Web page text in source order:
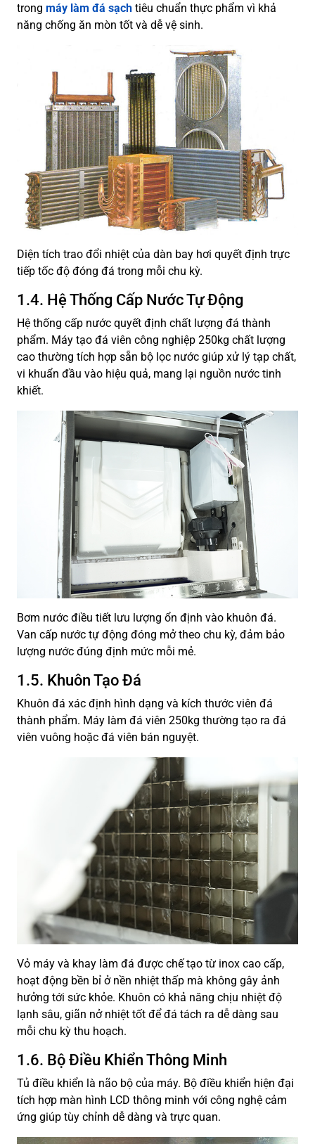
trong máy làm đá sạch tiêu chuẩn thực phẩm vì khả
năng chống ăn mòn tốt và dễ vệ sinh.
Diện tích trao đổi nhiệt của dàn bay hơi quyết định trực
tiếp tốc độ đóng đá trong mỗi chu kỳ.
1.4. Hệ Thống Cấp Nước Tự Động
Hệ thống cấp nước quyết định chất lượng đá thành
phẩm. Máy tạo đá viên công nghiệp 250kg chất lượng
cao thường tích hợp sẵn bộ lọc nước giúp xử lý tạp chất,
vi khuẩn đầu vào hiệu quả, mang lại nguồn nước tinh
khiết.
Bơm nước điều tiết lưu lượng ổn định vào khuôn đá.
Van cấp nước tự động đóng mở theo chu kỳ, đảm bảo
lượng nước đúng định mức mỗi mẻ.
1.5. Khuôn Tạo Đá
Khuôn đá xác định hình dạng và kích thước viên đá
thành phẩm. Máy làm đá viên 250kg thường tạo ra đá
viên vuông hoặc đá viên bán nguyệt.
Vỏ máy và khay làm đá được chế tạo từ inox cao cấp,
hoạt động bền bỉ ở nền nhiệt thấp mà không gây ảnh
hưởng tới sức khỏe. Khuôn có khả năng chịu nhiệt độ
lạnh sâu, giãn nở nhiệt tốt để đá tách ra dễ dàng sau
mỗi chu kỳ thu hoạch.
1.6. Bộ Điều Khiển Thông Minh
Tủ điều khiển là não bộ của máy. Bộ điều khiển hiện đại
tích hợp màn hình LCD thông minh với công nghệ cảm
ứng giúp tùy chỉnh dễ dàng và trực quan.